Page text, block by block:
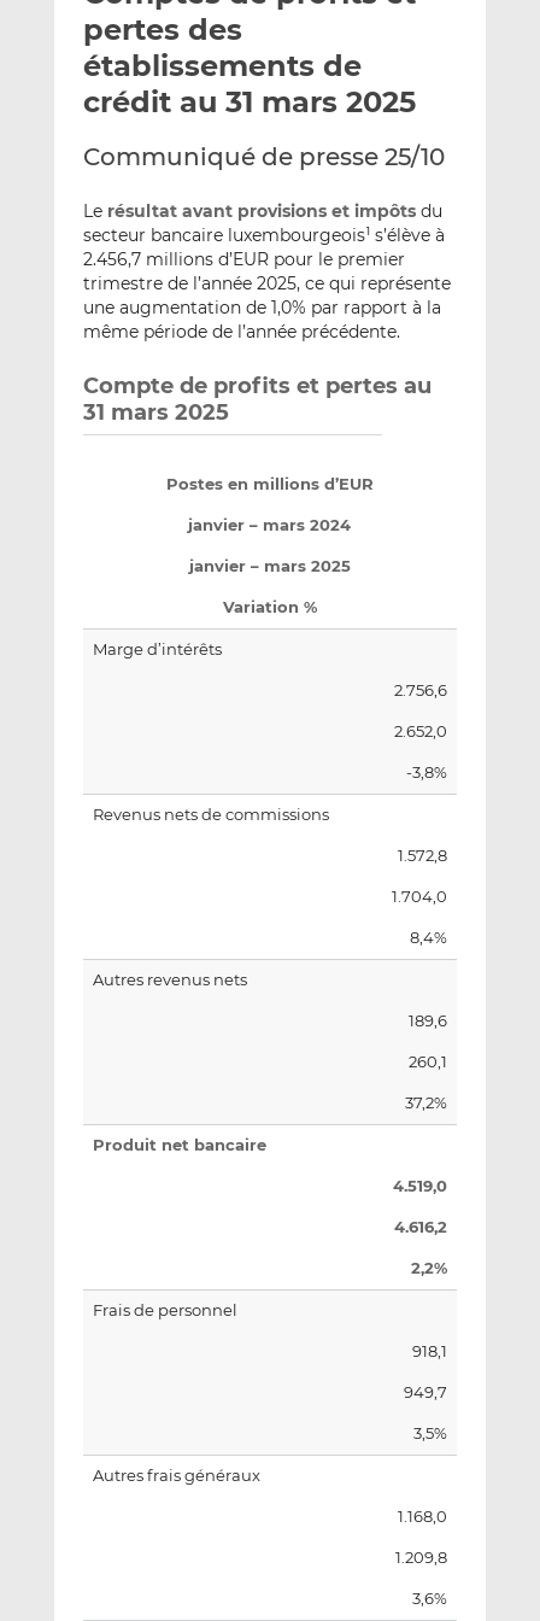
p
a
e
a
i
l
r
s
r
i
n
k
e
d
n
r
s
r
a
c
e
b
o
k
pertes des
établissements de
crédit au 31 mars 2025
Communiqué de presse 25/10
Le résultat avant provisions et impôtsdu
secteur bancaire luxembourgeois1s’élève à
2.456,7 millions d’EUR pour le premier
trimestre de l’année 2025, ce qui représente
une augmentation de 1,0% par rapport à la
même période de l’année précédente.
Compte de profits et pertes au
31 mars 2025
Postes en millions d’EUR
janvier – mars 2024
janvier – mars 2025
Variation %
Marge d’intérêts
2.756,6
2.652,0
-3,8%
Revenus nets de commissions
1.572,8
1.704,0
8,4%
Autres revenus nets
189,6
260,1
37,2%
Produit net bancaire
4.519,0
4.616,2
2,2%
Frais de personnel
918,1
949,7
3,5%
Autres frais généraux
1.168,0
1.209,8
3,6%